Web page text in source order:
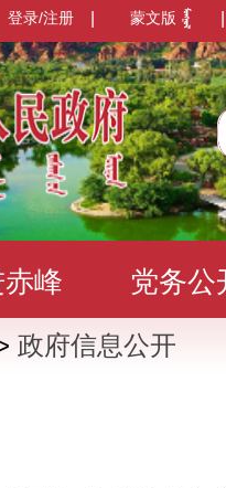
蒙文版
登录/注册
峰 党务公
动 数据发
政府信息公开